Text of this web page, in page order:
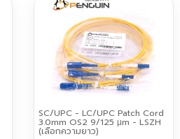
SC/UPC - LC/UPC Patch Cord
3.0mm OS2 9/125 μm - LSZH
(เลือกความยาว)